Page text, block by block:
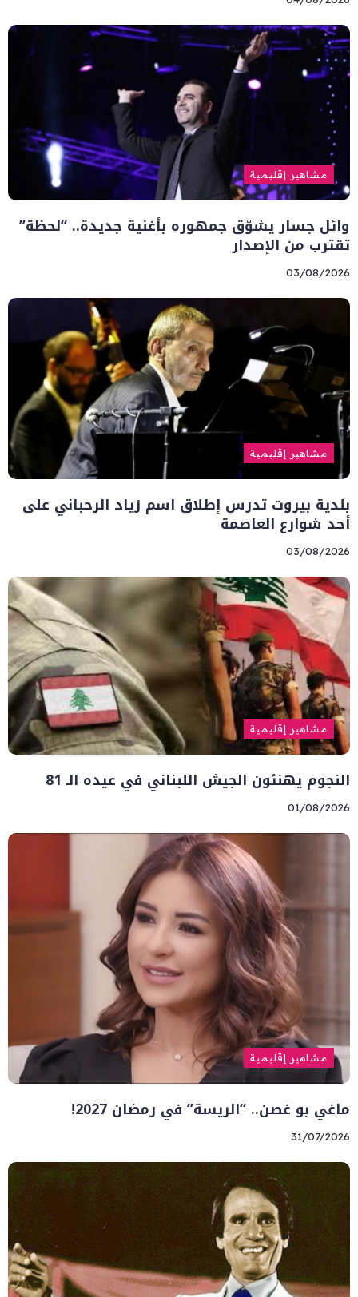
مشاهير إقليمية
وائل جسار يشوّق جمهوره بأغنية جديدة.. “لحظة”
تقترب من الإصدار
03/08/2026
مشاهير إقليمية
بلدية بيروت تدرس إطلاق اسم زياد الرحباني على
أحد شوارع العاصمة
03/08/2026
مشاهير إقليمية
النجوم يهنئون الجيش اللبناني في عيده الـ 81
01/08/2026
مشاهير إقليمية
ماغي بو غصن.. “الريسة” في رمضان 2027!
31/07/2026